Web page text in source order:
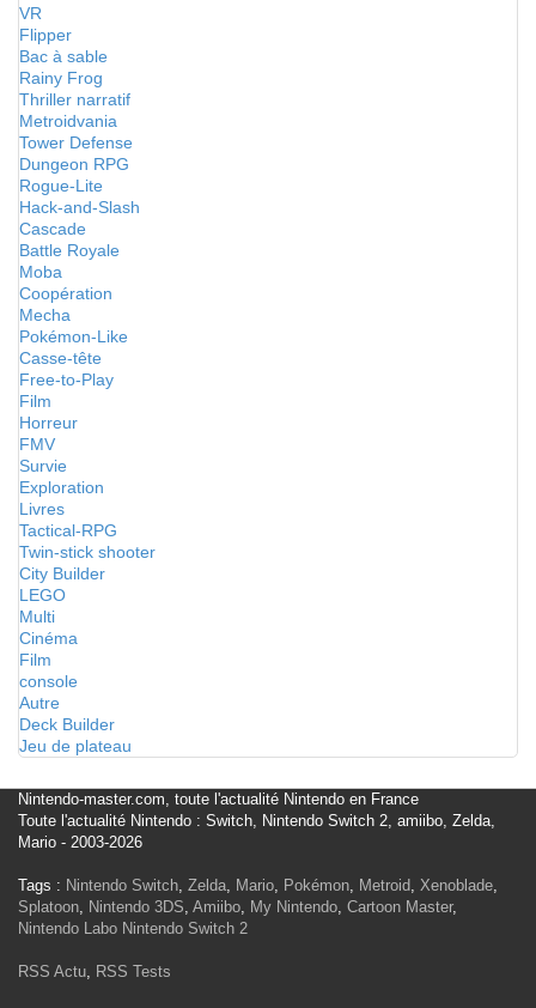
VR
Flipper
Bac à sable
Rainy Frog
Thriller narratif
Metroidvania
Tower Defense
Dungeon RPG
Rogue-Lite
Hack-and-Slash
Cascade
Battle Royale
Moba
Coopération
Mecha
Pokémon-Like
Casse-tête
Free-to-Play
Film
Horreur
FMV
Survie
Exploration
Livres
Tactical-RPG
Twin-stick shooter
City Builder
LEGO
Multi
Cinéma
Film
console
Autre
Deck Builder
Jeu de plateau
Nintendo-master.com, toute l'actualité Nintendo en France
Toute l'actualité Nintendo : Switch, Nintendo Switch 2, amiibo, Zelda,
Mario - 2003-2026
Tags : Nintendo Switch, Zelda, Mario, Pokémon, Metroid, Xenoblade,
Splatoon, Nintendo 3DS, Amiibo, My Nintendo, Cartoon Master,
Nintendo Labo Nintendo Switch 2
RSS Actu, RSS Tests